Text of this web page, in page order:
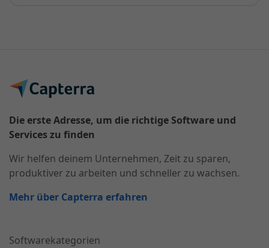
Die erste Adresse, um die richtige Software und
Services zu finden
Wir helfen deinem Unternehmen, Zeit zu sparen,
produktiver zu arbeiten und schneller zu wachsen.
Mehr über Capterra erfahren
Softwarekategorien